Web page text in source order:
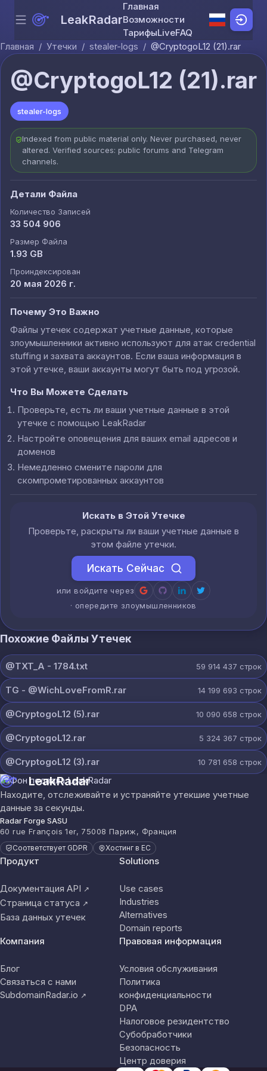
Skip to content
Menu LeakRadar
Главная
Возможности
ТарифыLiveFAQ
Главная / Утечки / stealer-logs / @CryptogoL12 (21).rar
@CryptogoL12 (21).rar
stealer-logs
Indexed from public material only. Never purchased, never
altered. Verified sources: public forums and Telegram
channels.
Детали Файла
Количество Записей
33 504 906
Размер Файла
1.93 GB
Проиндексирован
20 мая 2026 г.
Почему Это Важно
Файлы утечек содержат учетные данные, которые
злоумышленники активно используют для атак credential
stuffing и захвата аккаунтов. Если ваша информация в
этой утечке, ваши аккаунты могут быть под угрозой.
Что Вы Можете Сделать
Проверьте, есть ли ваши учетные данные в этой
утечке с помощью LeakRadar
Настройте оповещения для ваших email адресов и
доменов
Немедленно смените пароли для
скомпрометированных аккаунтов
Искать в Этой Утечке
Проверьте, раскрыты ли ваши учетные данные в
этом файле утечки.
Искать Сейчас
или войдите через
· опередите злоумышленников
Похожие Файлы Утечек
@TXT_A - 1784.txt 59 914 437 строк
ТG - @WichLoveFromR.rar 14 199 693 строк
@CryptogoL12 (5).rar 10 090 658 строк
@CryptogoL12.rar 5 324 367 строк
@CryptogoL12 (3).rar 10 781 658 строк
LeakRadar
Находите, отслеживайте и устраняйте утекшие учетные
данные за секунды.
Radar Forge SASU
60 rue François 1er, 75008 Париж, Франция
Соответствует GDPR Хостинг в ЕС
Продукт
Документация API ↗
Страница статуса ↗
База данных утечек
Solutions
Use cases
Industries
Alternatives
Domain reports
Компания
Блог
Связаться с нами
SubdomainRadar.io ↗
Правовая информация
Условия обслуживания
Политика
конфиденциальности
DPA
Налоговое резидентство
Субобработчики
Безопасность
Центр доверия